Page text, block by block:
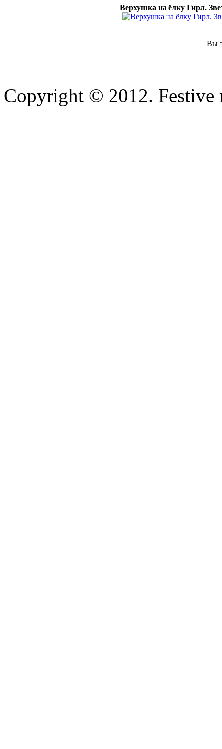
Верхушка на ёлку Гирл.
Вы
Copyright © 2012. Festive